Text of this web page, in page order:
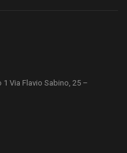
Via Flavio Sabino, 25 –